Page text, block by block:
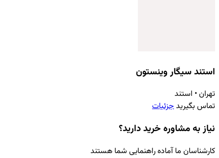
استند سیگار وینستون
تهران• استند
تماس بگیریدجزئیات
نیاز به مشاوره خرید دارید؟
کارشناسان ما آماده راهنمایی شما هستند